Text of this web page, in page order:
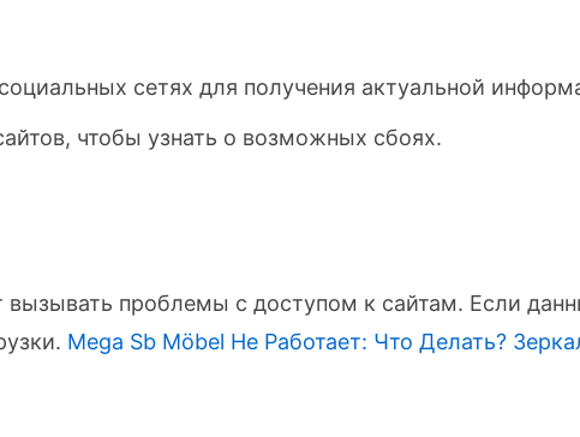
сетях для получения актуальной
чтобы узнать о возможных сбоях.
проблемы с доступом к сайтам. Если
Mega Sb Möbel Не Работает: Что Делать?